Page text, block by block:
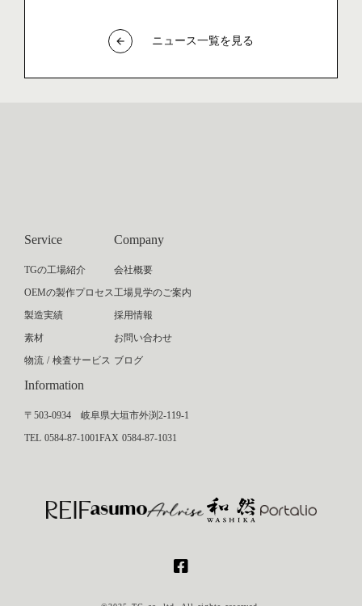
arrow_back ニュース一覧を見る
Service
TGの工場紹介
OEMの製作プロセス
製造実績
素材
物流 / 検査サービス
Company
会社概要
工場見学のご案内
採用情報
お問い合わせ
ブログ
Information
〒503-0934 岐阜県大垣市外渕2-119-1
TEL 0584-87-1001FAX 0584-87-1031